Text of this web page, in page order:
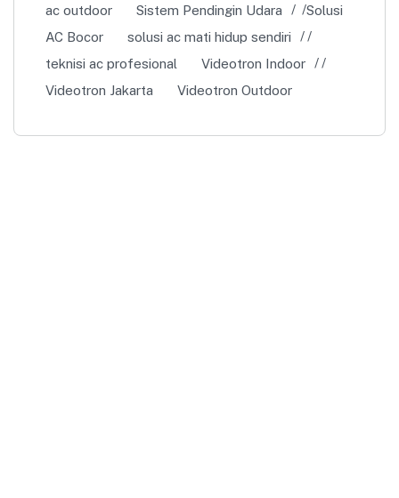
ac outdoor
Sistem Pendingin Udara
Solusi
AC Bocor
solusi ac mati hidup sendiri
teknisi ac profesional
Videotron Indoor
Videotron Jakarta
Videotron Outdoor